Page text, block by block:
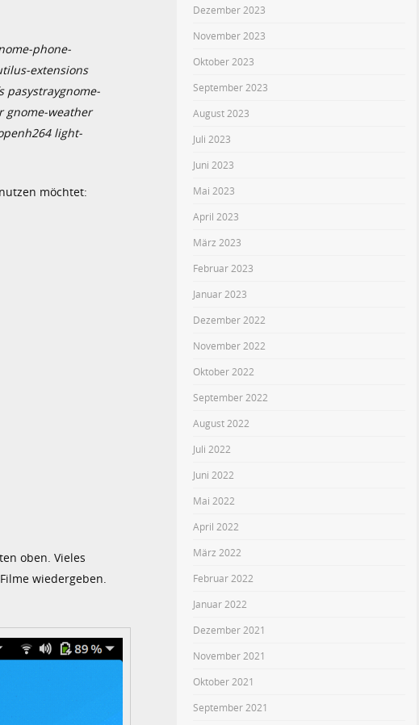
phone-
extensions
gnome-weather
light-
möchtet:
oben. Vieles
wiedergeben.
Dezember 2023
November 2023
Oktober 2023
September 2023
August 2023
Juli 2023
Juni 2023
Mai 2023
April 2023
März 2023
Februar 2023
Januar 2023
Dezember 2022
November 2022
Oktober 2022
September 2022
August 2022
Juli 2022
Juni 2022
Mai 2022
April 2022
März 2022
Februar 2022
Januar 2022
Dezember 2021
November 2021
Oktober 2021
September 2021